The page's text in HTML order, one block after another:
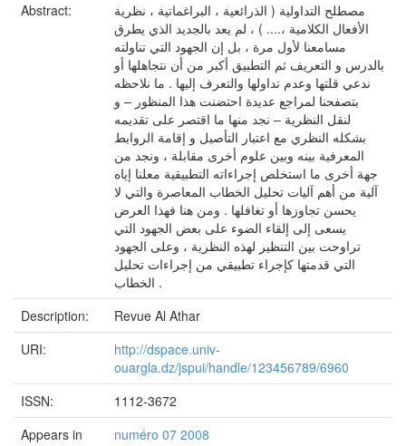
Abstract:
مصطلح التداولية ( الذرائعية ، البراغماتية ، نظرية
الأفعال الكلامية ،.... ) ، لم يعد بالجديد الذي يطرق
مسامعنا لأول مرة ، بل إن الجهود التي تناولته
بالدرس و التعريف ثم التطبيق أكبر من أن نتجاهلها أو
ندعي قلتها وعدم تداولها والتعرف إليها . ما نلاحظه
بتصفحنا لمراجع عديدة احتضنت هذا المنظور – و
لنقل النظرية – نجد منها ما اقتصر على تقديمه
بشكله النظري مع اعتبار التأصيل و إقامة الروابط
المعرفية بينه وبين علوم أخرى مقابلة ، ونجد من
جهة أخرى ما استخلص إجراءاته التطبيقية معلنا إياه
آلية من أهم آليات تحليل الخطاب المعاصرة والتي لا
يحسن تجاوزها أو تغافلها . ومن هنا فهذا العرض
يسعى إلى إلقاء الضوء على بعض الجهود التي
تراوحت بين التنظير لهذه النظرية ، وعلى الجهود
التي قدمتها كإجراء تطبيقي من إجراءات تحليل
الخطاب .
Description:
Revue Al Athar
URI:
http://dspace.univ-
ouargla.dz/jspui/handle/123456789/6960
ISSN:
1112-3672
Appears in
numéro 07 2008